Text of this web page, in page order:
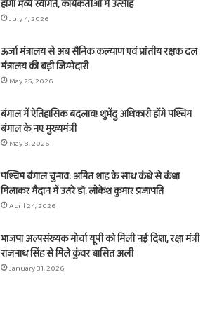
होगा भव्य स्वागत, कार्यकर्ताओं में उत्साह
July 4, 2026
ऊर्जा मंत्रालय से अब सैनिक कल्याण एवं प्रांतीय रक्षक दल
मंत्रालय की बड़ी जिम्मेदारी
May 25, 2026
बंगाल में ऐतिहासिक बदलाव! शुभेंदु अधिकारी होंगे पश्चिम
बंगाल के नए मुख्यमंत्री
May 8, 2026
पश्चिम बंगाल चुनाव: अमित शाह के साथ कंधे से कंधा
मिलाकर मैदान में उतरे डॉ. लोकेश कुमार प्रजापति
April 24, 2026
भाजपा अल्पसंख्यक मोर्चा यूपी को मिली नई दिशा, रक्षा मंत्री
राजनाथ सिंह से मिले कुंवर बासित अली
January 31, 2026